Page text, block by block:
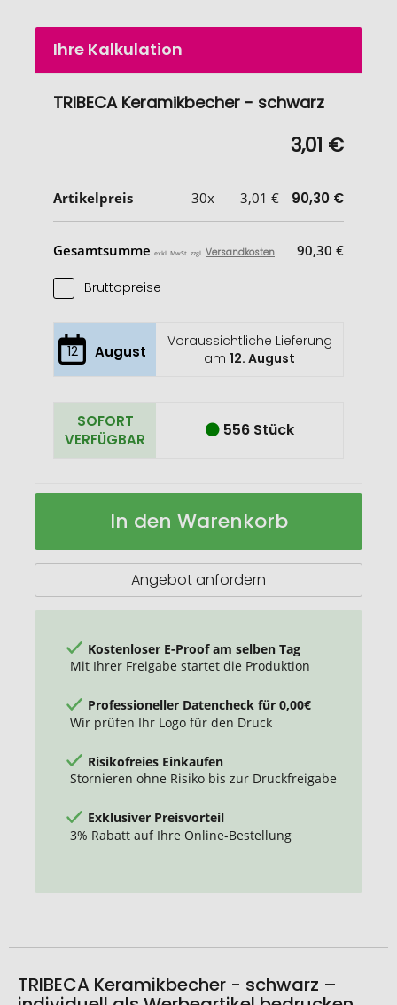
Ihre Kalkulation
TRIBECA Keramikbecher - schwarz
3,01 €
Artikelpreis 30x 3,01 € 90,30 €
Gesamtsumme exkl. MwSt. zzgl. Versandkosten 90,30 €
Bruttopreise
12 August
Voraussichtliche Lieferung
am12. August
SOFORT
VERFÜGBAR
556 Stück
TRIBECA
Keramikbecher
Auf
In den Warenkorb
Angebot anfordern
Kostenloser E-Proof am selben Tag
Mit Ihrer Freigabe startet die Produktion
Professioneller Datencheck für 0,00€
Wir prüfen Ihr Logo für den Druck
Risikofreies Einkaufen
Stornieren ohne Risiko bis zur Druckfreigabe
Exklusiver Preisvorteil
3% Rabatt auf Ihre Online-Bestellung
TRIBECA Keramikbecher - schwarz –